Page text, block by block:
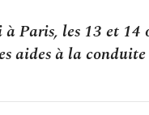
Paris, les 13 et
aides à la